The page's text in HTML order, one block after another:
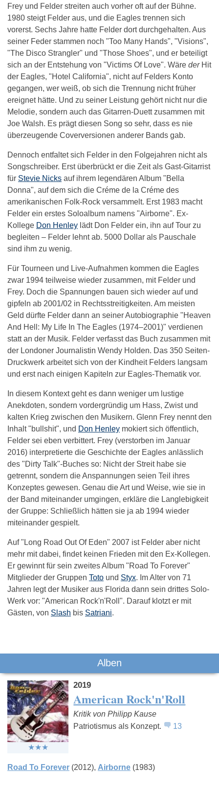
Frey und Felder streiten auch vorher oft auf der Bühne.
1980 steigt Felder aus, und die Eagles trennen sich
vorerst. Sechs Jahre hatte Felder dort durchgehalten. Aus
seiner Feder stammen noch "Too Many Hands", "Visions",
"The Disco Strangler" und "Those Shoes", und er beteiligt
sich an der Entstehung von "Victims Of Love". Wäre derHit
der Eagles, "Hotel California", nicht auf Felders Konto
gegangen, wer weiß, ob sich die Trennung nicht früher
ereignet hätte. Und zu seiner Leistung gehört nicht nur die
Melodie, sondern auch das Gitarren-Duett zusammen mit
Joe Walsh. Es prägt diesen Song so sehr, dass es nie
überzeugende Coverversionen anderer Bands gab.
Dennoch entfaltet sich Felder in den Folgejahren nicht als
Songschreiber. Erst überbrückt er die Zeit als Gast-Gitarrist
für Stevie Nicks auf ihrem legendären Album "Bella
Donna", auf dem sich die Créme de la Créme des
amerikanischen Folk-Rock versammelt. Erst 1983 macht
Felder ein erstes Soloalbum namens "Airborne". Ex-
Kollege Don Henley lädt Don Felder ein, ihn auf Tour zu
begleiten – Felder lehnt ab. 5000 Dollar als Pauschale
sind ihm zu wenig.
Für Tourneen und Live-Aufnahmen kommen die Eagles
zwar 1994 teilweise wieder zusammen, mit Felder und
Frey. Doch die Spannungen bauen sich wieder auf und
gipfeln ab 2001/02 in Rechtsstreitigkeiten. Am meisten
Geld dürfte Felder dann an seiner Autobiographie "Heaven
And Hell: My Life In The Eagles (1974–2001)" verdienen
statt an der Musik. Felder verfasst das Buch zusammen mit
der Londoner Journalistin Wendy Holden. Das 350 Seiten-
Druckwerk arbeitet sich von der Kindheit Felders langsam
und erst nach einigen Kapiteln zur Eagles-Thematik vor.
In diesem Kontext geht es dann weniger um lustige
Anekdoten, sondern vordergründig um Hass, Zwist und
kalten Krieg zwischen den Musikern. Glenn Frey nennt den
Inhalt "bullshit", und Don Henley mokiert sich öffentlich,
Felder sei eben verbittert. Frey (verstorben im Januar
2016) interpretierte die Geschichte der Eagles anlässlich
des "Dirty Talk"-Buches so: Nicht der Streit habe sie
getrennt, sondern die Anspannungen seien Teil ihres
Konzeptes gewesen. Genau die Art und Weise, wie sie in
der Band miteinander umgingen, erkläre die Langlebigkeit
der Gruppe: Schließlich hätten sie ja ab 1994 wieder
miteinander gespielt.
Auf "Long Road Out Of Eden" 2007 ist Felder aber nicht
mehr mit dabei, findet keinen Frieden mit den Ex-Kollegen.
Er gewinnt für sein zweites Album "Road To Forever"
Mitglieder der Gruppen Toto und Styx. Im Alter von 71
Jahren legt der Musiker aus Florida dann sein drittes Solo-
Werk vor: "American Rock'n'Roll". Darauf klotzt er mit
Gästen, von Slash bis Satriani.
Das könnte Dich auch interessieren:
Jupiter Jones
Alben
2019
American Rock'n'Roll
Kritik von Philipp Kause
Patriotismus als Konzept.
13
Road To Forever (2012) Airborne (1983)